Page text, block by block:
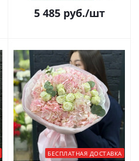
5 485руб./шт
БЕСПЛАТНАЯ ДОСТАВКА